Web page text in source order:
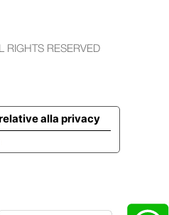
RIGHTS RESERVED
alla privacy